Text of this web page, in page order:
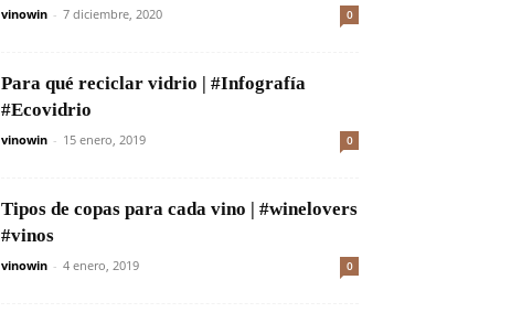
vinowin - 7 diciembre, 2020 0
Para qué reciclar vidrio | #Infografía
#Ecovidrio
vinowin - 15 enero, 2019 0
Tipos de copas para cada vino | #winelovers
#vinos
vinowin - 4 enero, 2019 0